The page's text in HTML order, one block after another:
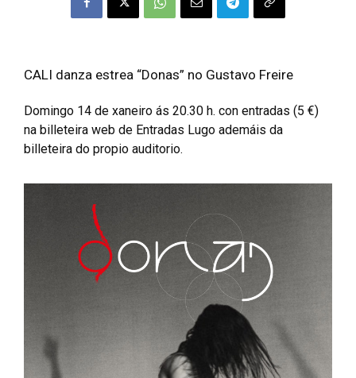
CALI danza estrea “Donas” no Gustavo Freire
Domingo 14 de xaneiro ás 20.30 h. con entradas (5 €)
na billeteira web de Entradas Lugo ademáis da
billeteira do propio auditorio.